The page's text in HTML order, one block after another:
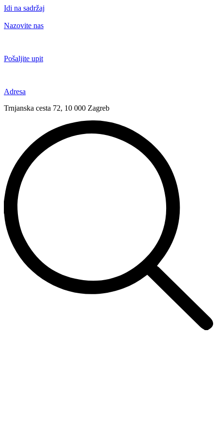
Idi na sadržaj
Nazovite nas
Pošaljite upit
Adresa
Trnjanska cesta 72, 10 000 Zagreb